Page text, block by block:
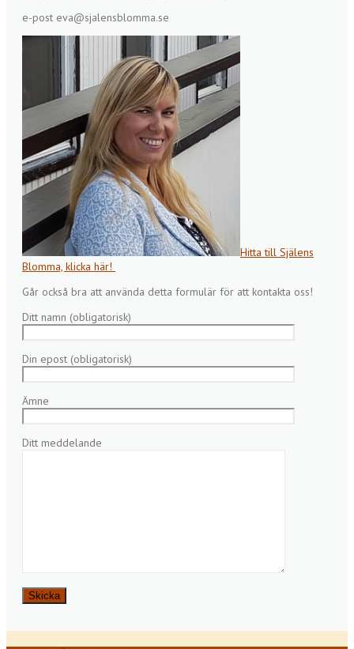
e-post eva@sjalensblomma.se
Hitta till Själens
Blomma, klicka här!
Går också bra att använda detta formulär för att kontakta oss!
Ditt namn (obligatorisk)
Din epost (obligatorisk)
Ämne
Ditt meddelande